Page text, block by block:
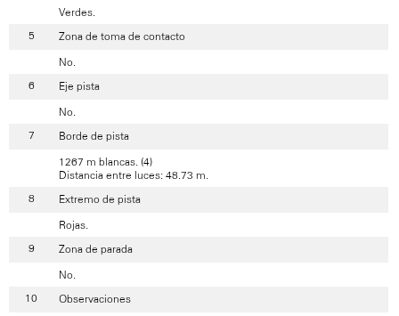
Verdes.
Zona de toma de contacto
No.
Eje pista
No.
Borde de pista
1267 m blancas. (4)
Distancia entre luces: 48.73 m.
Extremo de pista
Rojas.
Zona de parada
No.
Observaciones